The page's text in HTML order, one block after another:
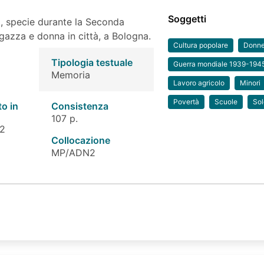
durante la Seconda
e donna in città, a Bologna.
Tipologia testuale
Memoria
in
Consistenza
107 p.
Collocazione
MP/ADN2
Soggetti
Cultura popolare
Guerra mondiale 1939-
Lavoro agricolo Minori
Povertà Scuole